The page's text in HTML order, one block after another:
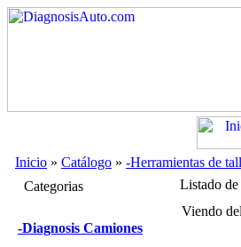
Inicio » Catálogo » -Herramientas de
Categorias
-Diagnosis Camiones
Listado
Viendo del